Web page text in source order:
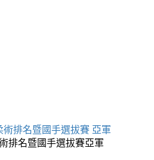
排名暨國手選拔賽 亞軍
排名暨國手選拔賽亞軍